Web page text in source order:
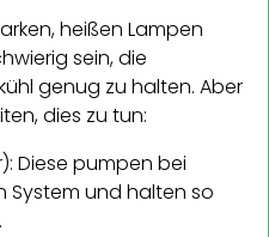
heißen Lampen
sein, die
genug zu halten. Aber
dies zu tun:
Diese pumpen bei
System und halten so